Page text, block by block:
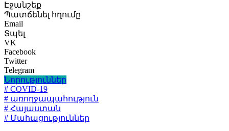
Էջանշեք
Պատճենել հղումը
Email
Տպել
VK
Facebook
Twitter
Telegram
Նորություններ
# COVID-19
# առողջապահություն
# Հայաստան
# Մահացություններ